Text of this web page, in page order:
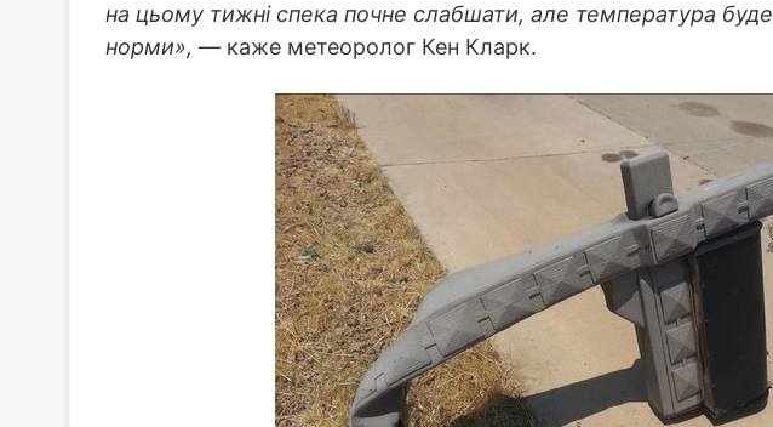
на цьому тижні спека почне слабшати, але температура
норми», — каже метеоролог Кен Кларк.